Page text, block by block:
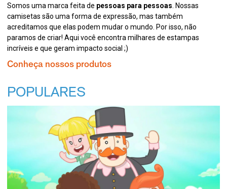
Somos uma marca feita de pessoas para pessoas. Nossas
camisetas são uma forma de expressão, mas também
acreditamos que elas podem mudar o mundo. Por isso, não
paramos de criar! Aqui você encontra milhares de estampas
incríveis e que geram impacto social ;)
Conheça nossos produtos
POPULARES